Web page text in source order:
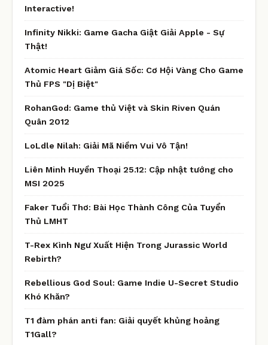
Interactive!
Infinity Nikki: Game Gacha Giật Giải Apple - Sự
Thật!
Atomic Heart Giảm Giá Sốc: Cơ Hội Vàng Cho Game
Thủ FPS "Dị Biệt"
RohanGod: Game thủ Việt và Skin Riven Quán
Quân 2012
LoLdle Nilah: Giải Mã Niềm Vui Vô Tận!
Liên Minh Huyền Thoại 25.12: Cập nhật tướng cho
MSI 2025
Faker Tuổi Thơ: Bài Học Thành Công Của Tuyển
Thủ LMHT
T-Rex Kình Ngư Xuất Hiện Trong Jurassic World
Rebirth?
Rebellious God Soul: Game Indie U-Secret Studio
Khó Khăn?
T1 đàm phán anti fan: Giải quyết khủng hoảng
T1Gall?